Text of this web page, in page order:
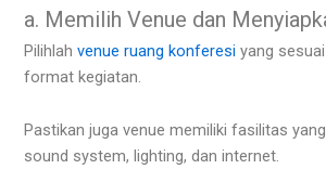
a. Memilih Venue dan
Pilihlahvenue ruang konferesi yang
format kegiatan.
Pastikan juga venue memiliki fasilitas
sound system, lighting, dan internet.